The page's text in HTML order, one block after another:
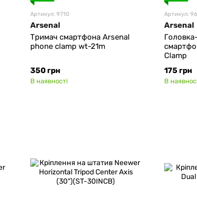
Артикул: 9710
Arsenal
Тримач смартфона Arsenal
phone clamp wt-21m
350 грн
В наявності
Артикул:
Arsenal
Clamp
175 грн
В